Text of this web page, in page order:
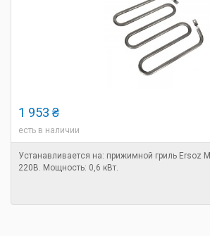
1 953 ₴
есть в наличии
Устанавливается на: прижимной гриль Ersoz
220В. Мощность: 0,6 кВт.